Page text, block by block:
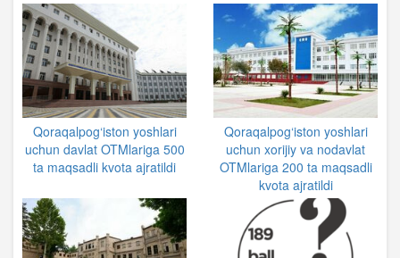
Qoraqalpog‘iston yoshlari
uchun davlat OTMlariga 500
ta maqsadli kvota ajratildi
Qoraqalpog‘iston yoshlari
uchun xorijiy va nodavlat
OTMlariga 200 ta maqsadli
kvota ajratildi